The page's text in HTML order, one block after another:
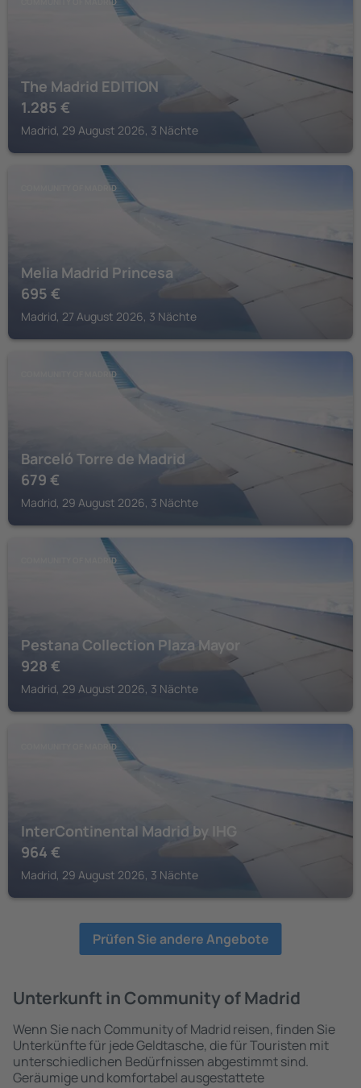
The Madrid EDITION
1.285 €
Madrid, 29 August 2026, 3 Nächte
COMMUNITY OF MADRID
Melia Madrid Princesa
695 €
Madrid, 27 August 2026, 3 Nächte
COMMUNITY OF MADRID
Barceló Torre de Madrid
679 €
Madrid, 29 August 2026, 3 Nächte
COMMUNITY OF MADRID
Pestana Collection Plaza Mayor
928 €
Madrid, 29 August 2026, 3 Nächte
COMMUNITY OF MADRID
InterContinental Madrid by IHG
964 €
Madrid, 29 August 2026, 3 Nächte
Prüfen Sie andere Angebote
Unterkunft in Community of Madrid
Wenn Sie nach Community of Madrid reisen, finden Sie
Unterkünfte für jede Geldtasche, die für Touristen mit
unterschiedlichen Bedürfnissen abgestimmt sind.
Geräumige und komfortabel ausgestattete